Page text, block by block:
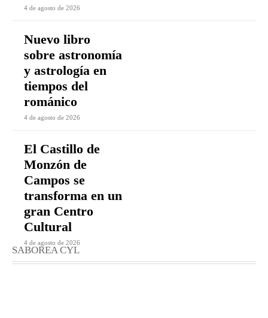
4 de agosto de 2026
Nuevo libro
sobre astronomía
y astrología en
tiempos del
románico
4 de agosto de 2026
El Castillo de
Monzón de
Campos se
transforma en un
gran Centro
Cultural
4 de agosto de 2026
SABOREA CYL